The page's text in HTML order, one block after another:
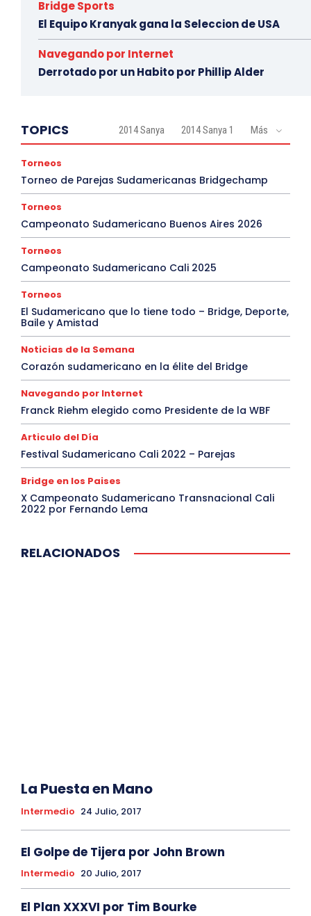
Bridge Sports
El Equipo Kranyak gana la Seleccion de USA
Navegando por Internet
Derrotado por un Habito por Phillip Alder
TOPICS 2014 Sanya 2014 Sanya 1 Más
Torneos
Torneo de Parejas Sudamericanas Bridgechamp
Torneos
Campeonato Sudamericano Buenos Aires 2026
Torneos
Campeonato Sudamericano Cali 2025
Torneos
El Sudamericano que lo tiene todo – Bridge, Deporte,
Baile y Amistad
Noticias de la Semana
Corazón sudamericano en la élite del Bridge
Navegando por Internet
Franck Riehm elegido como Presidente de la WBF
Articulo del Día
Festival Sudamericano Cali 2022 – Parejas
Bridge en los Paises
X Campeonato Sudamericano Transnacional Cali
2022 por Fernando Lema
RELACIONADOS
La Puesta en Mano
Intermedio 24 Julio, 2017
El Golpe de Tijera por John Brown
Intermedio 20 Julio, 2017
El Plan XXXVI por Tim Bourke